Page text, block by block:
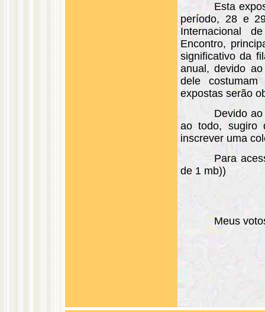
Esta
período, 28 e
Internacional
Encontro,
significativo da
anual, devido
dele
expostas serão
Devido
ao todo, sugiro
inscrever uma
Para
de 1 mb))
Meus